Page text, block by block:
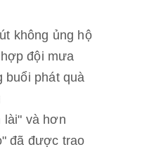
không ủng hộ
đội mưa
buổi phát quà
lài" và hơn
đã được trao